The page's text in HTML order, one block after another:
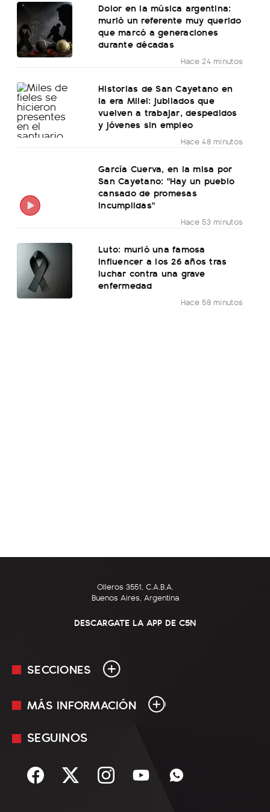
Dolor en la música argentina:
murió un referente muy querido
que marcó a generaciones
durante décadas
Hace 24 minutos
Historias de San Cayetano en
la era Milei: jubilados que
vuelven a trabajar, despedidos
y jóvenes sin empleo
Hace 48 minutos
García Cuerva, en la misa por
San Cayetano: "Hay un pueblo
cansado de promesas
incumplidas"
Hace 53 minutos
Luto: murió una famosa
influencer a los 26 años tras
luchar contra una grave
enfermedad
Hace 58 minutos
Olleros 3551, C.A.B.A.
Buenos Aires, Argentina
DESCARGATE LA APP DE C5N
SECCIONES
En Vivo
Sociedad
MÁS INFORMACIÓN
Mediakit
Términos y condiciones
SEGUINOS